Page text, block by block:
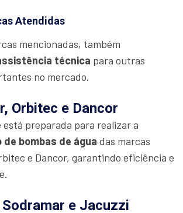
Atendidas
mencionadas, também
técnica para outras
no mercado.
Orbitec e Dancor
está preparada para realizar a
bombas de água das marcas
e Dancor, garantindo eficiência e
e Jacuzzi